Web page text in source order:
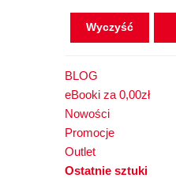
Wyczyść
BLOG
eBooki za 0,00zł
Nowości
Promocje
Outlet
Ostatnie sztuki